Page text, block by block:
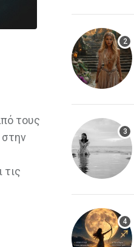
τους
στην
τις